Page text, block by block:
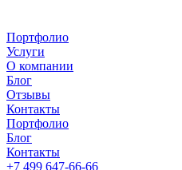
Портфолио
Услуги
О компании
Блог
Отзывы
Контакты
Портфолио
Блог
Контакты
+7 499 647-66-66